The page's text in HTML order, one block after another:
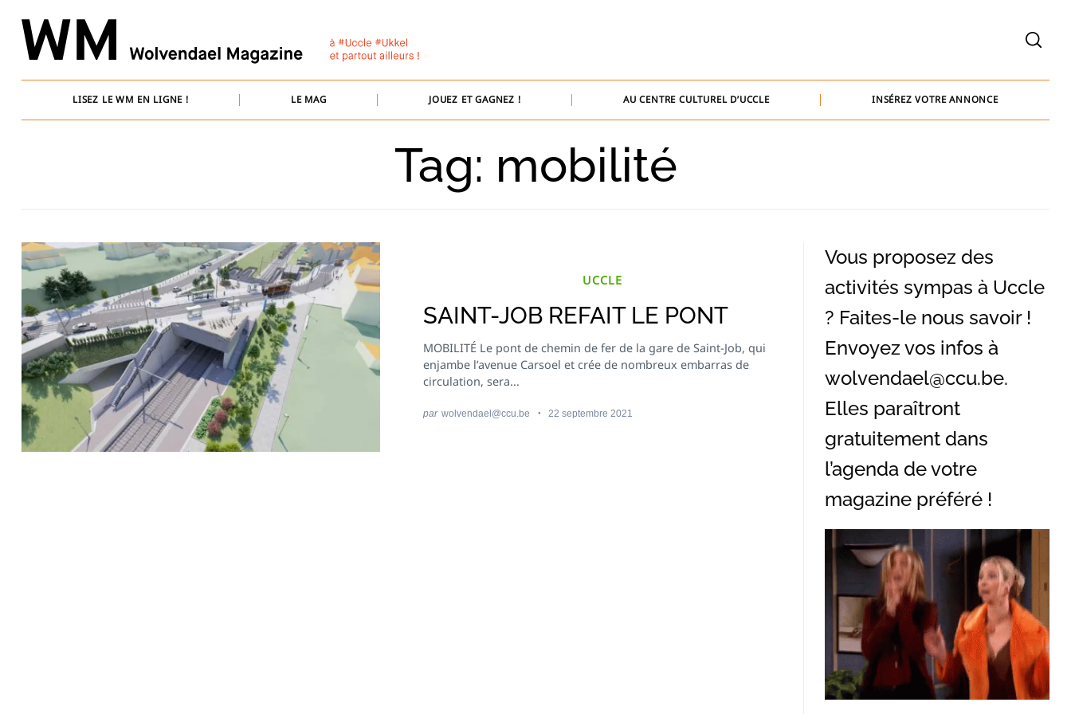
content
LISEZ LE WM EN LIGNE ! LE MAG JOUEZ ET GAGNEZ ! AU CENTRE CULTUREL D’UCCLE INSÉREZ VOTRE ANNONCE
bernard@baammedia.be
jennifer@baammedia.be
Tag: mobilité
UCCLE
SAINT-JOB REFAIT LE PONT
MOBILITÉ Le pont de chemin de fer de la gare de Saint-Job, qui
enjambe l’avenue Carsoel et crée de nombreux embarras de
circulation, sera...
par wolvendael@ccu.be 22 septembre 2021
Vous proposez des
activités sympas à Uccle
? Faites-le nous savoir !
Envoyez vos infos à
wolvendael@ccu.be.
Elles paraîtront
gratuitement dans
l’agenda de votre
magazine préféré !
Recherche
pour
: